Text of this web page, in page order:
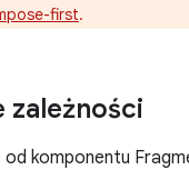
first.
zależności
komponentu